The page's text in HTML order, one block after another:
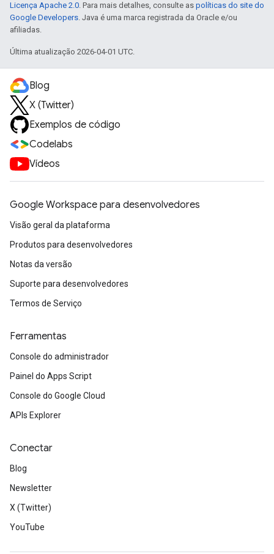
Licença Apache 2.0. Para mais detalhes, consulte as políticas do site do
Google Developers. Java é uma marca registrada da Oracle e/ou
afiliadas.
Última atualização 2026-04-01 UTC.
Blog
X (Twitter)
Exemplos de código
Codelabs
Vídeos
Google Workspace para desenvolvedores
Visão geral da plataforma
Produtos para desenvolvedores
Notas da versão
Suporte para desenvolvedores
Termos de Serviço
Ferramentas
Console do administrador
Painel do Apps Script
Console do Google Cloud
APIs Explorer
Conectar
Blog
Newsletter
X (Twitter)
YouTube